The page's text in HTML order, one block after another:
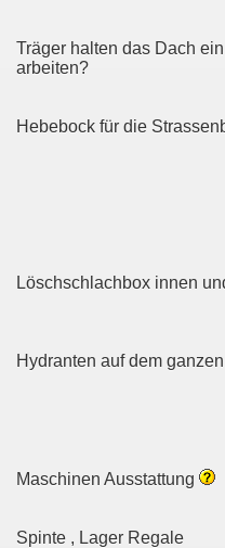
Träger halten das Dach
arbeiten?
Hebebock für die
Löschschlachbox innen
Hydranten auf dem
Maschinen Ausstattung
Spinte , Lager Regale